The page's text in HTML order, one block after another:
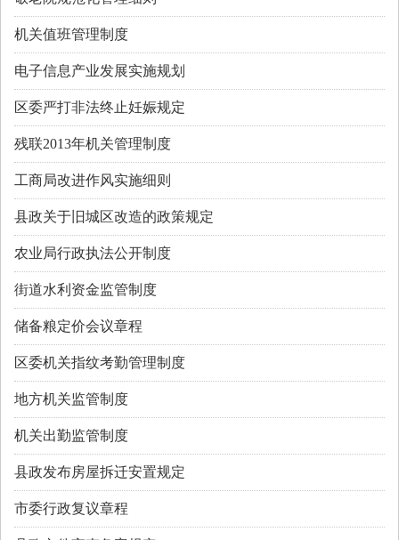
机关值班管理制度
电子信息产业发展实施规划
区委严打非法终止妊娠规定
残联2013年机关管理制度
工商局改进作风实施细则
县政关于旧城区改造的政策规定
农业局行政执法公开制度
街道水利资金监管制度
储备粮定价会议章程
区委机关指纹考勤管理制度
地方机关监管制度
机关出勤监管制度
县政发布房屋拆迁安置规定
市委行政复议章程